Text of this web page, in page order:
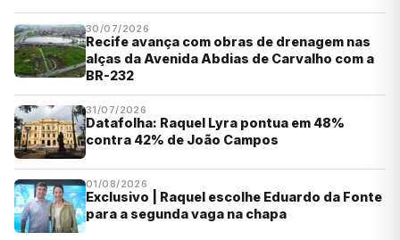
30/07/2026
Recife avança com obras de drenagem nas
alças da Avenida Abdias de Carvalho com a
BR-232
31/07/2026
Datafolha: Raquel Lyra pontua em 48%
contra 42% de João Campos
01/08/2026
Exclusivo | Raquel escolhe Eduardo da Fonte
para a segunda vaga na chapa